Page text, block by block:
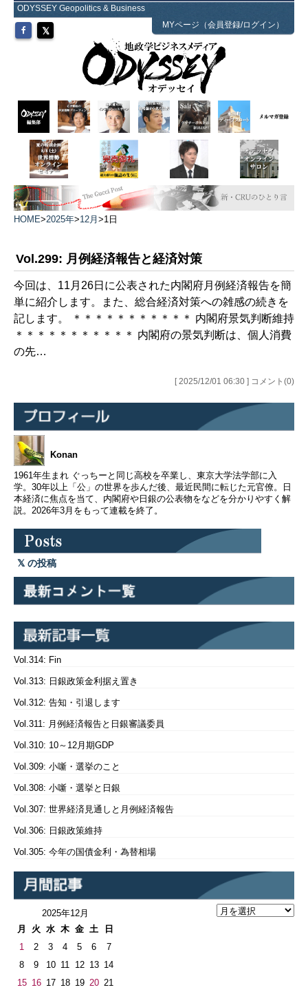
ODYSSEY Geopolitics & Business
MYページ（会員登録/ログイン）
HOME>2025年>12月 >1日
Vol.299: 月例経済報告と経済対策
今回は、11月26日に公表された内閣府月例経済報告を簡
単に紹介します。また、総合経済対策への雑感の続きを
記します。 ＊＊＊＊＊＊＊＊＊＊＊ 内閣府景気判断維持
＊＊＊＊＊＊＊＊＊＊＊ 内閣府の景気判断は、個人消費
の先…
[ 2025/12/01 06:30 ] コメント(0)
Konan
1961年生まれ ぐっちーと同じ高校を卒業し、東京大学法学部に入
学。30年以上「公」の世界を歩んだ後、最近民間に転じた元官僚。日
本経済に焦点を当て、内閣府や日銀の公表物をなどを分かりやすく解
説。2026年3月をもって連載を終了。
の投稿
Vol.314: Fin
Vol.313: 日銀政策金利据え置き
Vol.312: 告知・引退します
Vol.311: 月例経済報告と日銀審議委員
Vol.310: 10～12月期GDP
Vol.309: 小噺・選挙のこと
Vol.308: 小噺・選挙と日銀
Vol.307: 世界経済見通しと月例経済報告
Vol.306: 日銀政策維持
Vol.305: 今年の国債金利・為替相場
2025年12月
月
火 水 木 金 土 日
1 2 3 4 5 6
7
8
9 10 11 12 13 14
15 16 17 18 19 20 21